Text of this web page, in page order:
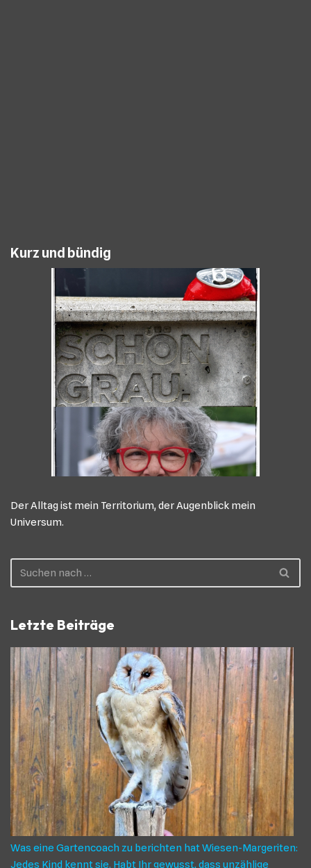
Kurz und bündig
Der Alltag ist mein Territorium, der Augenblick mein
Universum.
Letzte Beiträge
Was eine Gartencoach zu berichten hat Wiesen-Margeriten:
Jedes Kind kennt sie. Habt Ihr gewusst, dass unzählige